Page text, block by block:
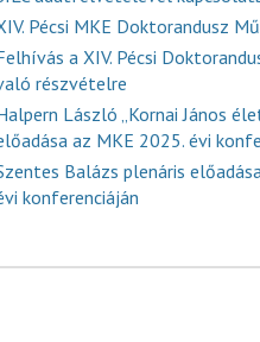
Pécsi MKE Doktorandusz
a XIV. Pécsi
részvételre
László „Kornai János
az MKE 2025. évi
Balázs plenáris
konferenciáján